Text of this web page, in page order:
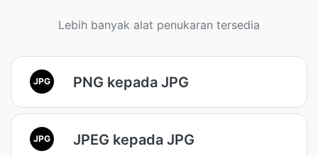
Lebih banyak alat penukaran tersedia
JPG PNG kepada JPG
JPG JPEG kepada JPG